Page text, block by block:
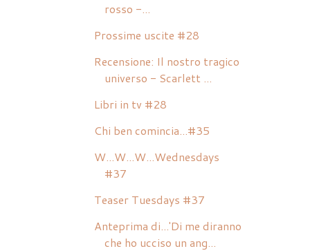
rosso -...
Prossime uscite #28
Recensione: Il nostro tragico
universo - Scarlett ...
Libri in tv #28
Chi ben comincia...#35
W...W...W...Wednesdays
#37
Teaser Tuesdays #37
Anteprima di...'Di me diranno
che ho ucciso un ang...